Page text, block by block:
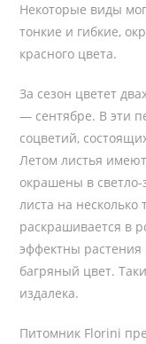
Некоторые виды
тонкие и гибкие,
красного цвета.
За сезон цветет
— сентябре. В эти
соцветий,
Летом листья
окрашены в
листа на
раскрашивается в
эффектны растения
багряный цвет.
издалека.
Питомник Florini